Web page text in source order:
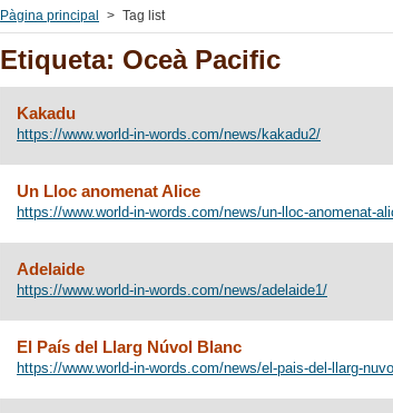
Pàgina principal > Tag list
Etiqueta: Oceà Pacific
Kakadu
https://www.world-in-words.com/news/kakadu2/
Un Lloc anomenat Alice
https://www.world-in-words.com/news/un-lloc-anomenat-
Adelaide
https://www.world-in-words.com/news/adelaide1/
El País del Llarg Núvol Blanc
https://www.world-in-words.com/news/el-pais-del-llarg-